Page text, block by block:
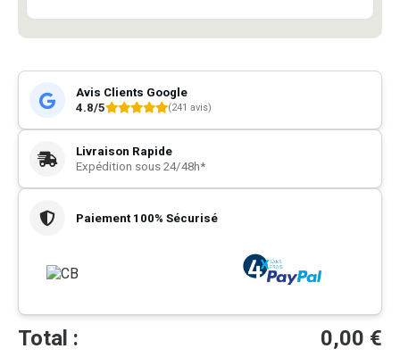
Avis Clients Google
4.8/5
(241 avis)
Livraison Rapide
Expédition sous 24/48h*
Paiement 100% Sécurisé
Total : 0,00 €